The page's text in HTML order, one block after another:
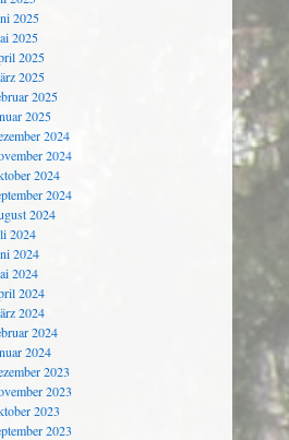
2025
2025
2025
2025
2025
2025
2024
2024
2024
2024
2024
2024
2024
2024
2024
2024
2024
2024
2023
2023
2023
2023